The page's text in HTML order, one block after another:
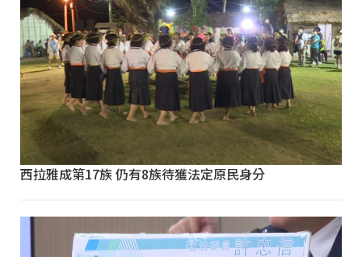
西拉雅成第17族 仍有8族待獲法定原民身分